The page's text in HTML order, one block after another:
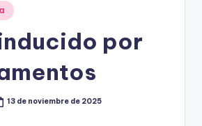
por
13 de noviembre de 2025